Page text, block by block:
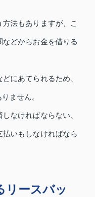
法もありますが、こ
どからお金を借りる
にあてられるため、
ません。
なければならない、
いもしなければなら
リースバッ